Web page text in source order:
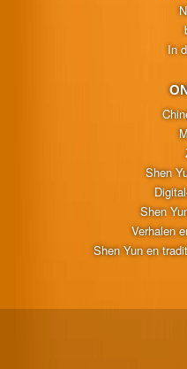
In
Shen
Shen
Verhalen
Shen Yun en